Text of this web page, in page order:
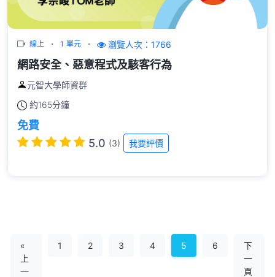
線上 1 單元 瀏覽人次：1766
網路安全、惡意程式及駭客行為
元智大學師資群
約165分鐘
免費
5.0 (3) 我要評價
«
上
一
1 2 3 4 5 6
下
一
頁